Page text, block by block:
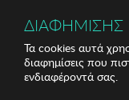
ΔΙΑΦΗΜΙΣΗΣ
Τα cookies αυτά
διαφημίσεις που
ενδιαφέροντά σας.